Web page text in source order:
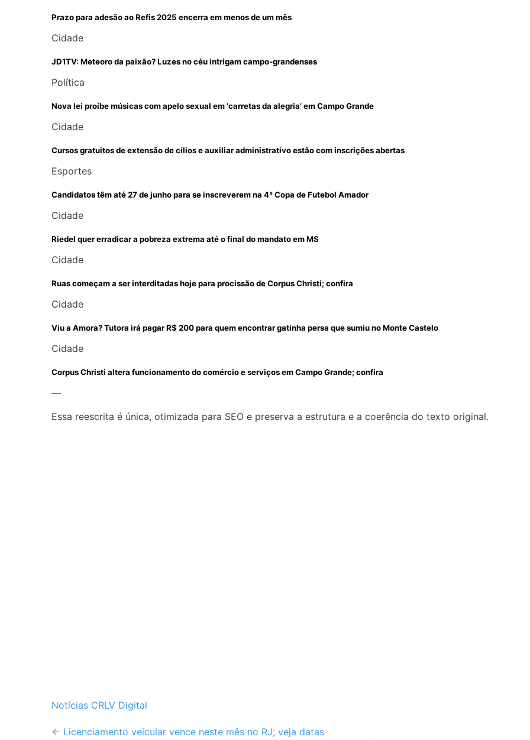
Prazo para adesão ao Refis 2025 encerra em menos de um mês
Cidade
JD1TV: Meteoro da paixão? Luzes no céu intrigam campo-grandenses
Política
Nova lei proíbe músicas com apelo sexual em ‘carretas da alegria’ em Campo Grande
Cidade
Cursos gratuitos de extensão de cílios e auxiliar administrativo estão com inscrições abertas
Esportes
Candidatos têm até 27 de junho para se inscreverem na 4ª Copa de Futebol Amador
Cidade
Riedel quer erradicar a pobreza extrema até o final do mandato em MS
Cidade
Ruas começam a ser interditadas hoje para procissão de Corpus Christi; confira
Cidade
Viu a Amora? Tutora irá pagar R$ 200 para quem encontrar gatinha persa que sumiu no Monte Castelo
Cidade
Corpus Christi altera funcionamento do comércio e serviços em Campo Grande; confira
—
Essa reescrita é única, otimizada para SEO e preserva a estrutura e a coerência do texto original.
Notícias CRLV Digital
Post
← Licenciamento veicular vence neste mês no RJ; veja datas